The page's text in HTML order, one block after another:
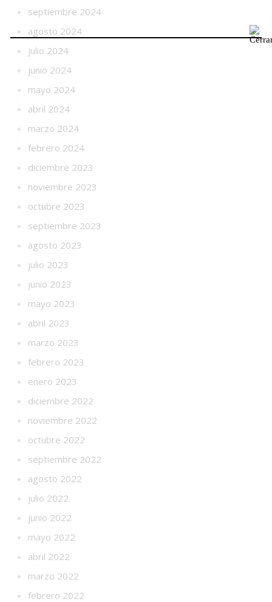
septiembre 2024
agosto 2024
julio 2024
junio 2024
mayo 2024
abril 2024
marzo 2024
febrero 2024
diciembre 2023
noviembre 2023
octubre 2023
septiembre 2023
agosto 2023
julio 2023
junio 2023
mayo 2023
abril 2023
marzo 2023
febrero 2023
enero 2023
diciembre 2022
noviembre 2022
octubre 2022
septiembre 2022
agosto 2022
julio 2022
junio 2022
mayo 2022
abril 2022
marzo 2022
febrero 2022